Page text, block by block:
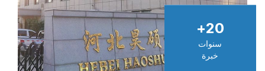
20
+
سنوات
خبرة